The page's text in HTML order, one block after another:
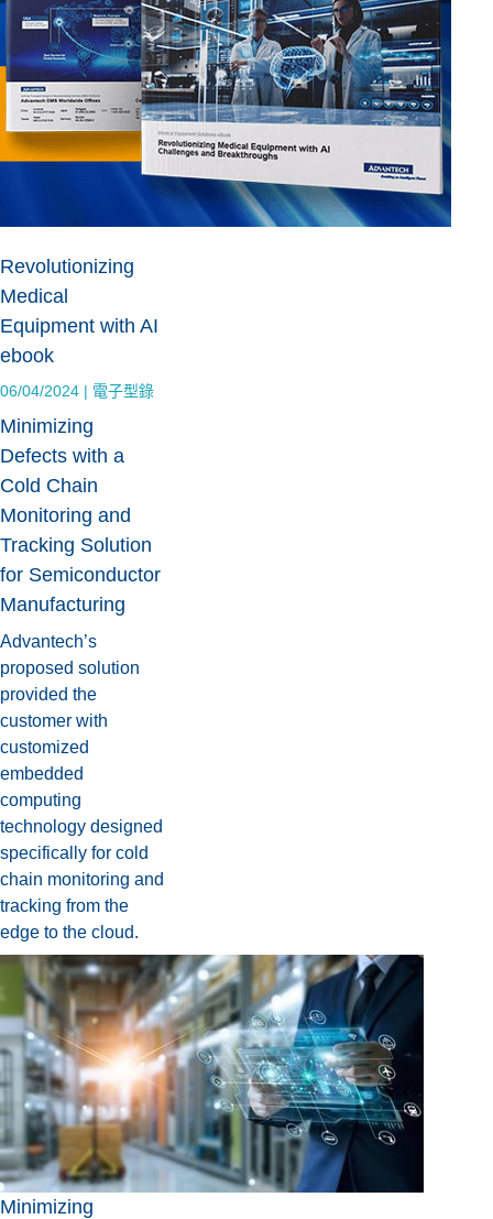
Revolutionizing
Medical
Equipment with AI
ebook
06/04/2024 | 電子型錄
Minimizing
Defects with a
Cold Chain
Monitoring and
Tracking Solution
for Semiconductor
Manufacturing
Advantech’s
proposed solution
provided the
customer with
customized
embedded
computing
technology designed
specifically for cold
chain monitoring and
tracking from the
edge to the cloud.
Minimizing